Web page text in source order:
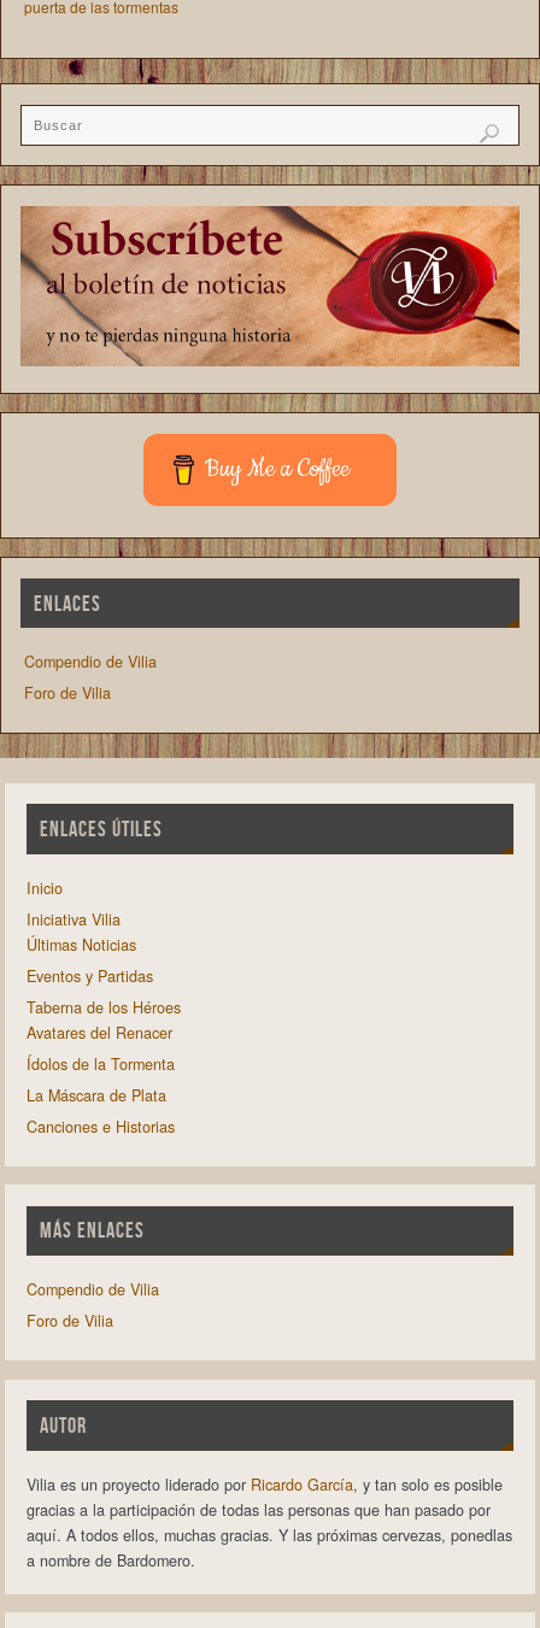
puerta de las tormentas
Buy Me a Coffee
ENLACES
Compendio de Vilia
Foro de Vilia
ENLACES ÚTILES
Inicio
Iniciativa Vilia
Últimas Noticias
Eventos y Partidas
Taberna de los Héroes
Avatares del Renacer
Ídolos de la Tormenta
La Máscara de Plata
Canciones e Historias
MÁS ENLACES
Compendio de Vilia
Foro de Vilia
AUTOR
Vilia es un proyecto liderado por Ricardo García, y tan solo es posible
gracias a la participación de todas las personas que han pasado por
aquí. A todos ellos, muchas gracias. Y las próximas cervezas, ponedlas
a nombre de Bardomero.